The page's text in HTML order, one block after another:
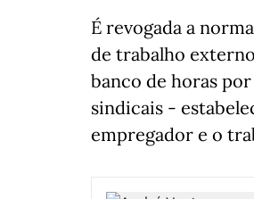
É revogada a
de trabalho
banco de horas
sindicais -
empregador e o